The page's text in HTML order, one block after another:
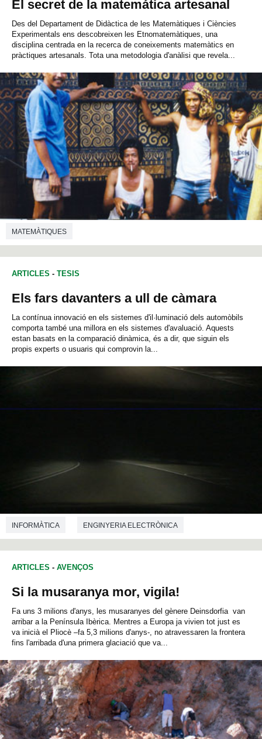
El secret de la matemática artesanal
Des del Departament de Didàctica de les Matemàtiques i Ciències
Experimentals ens descobreixen les Etnomatemàtiques, una
disciplina centrada en la recerca de coneixements matemàtics en
pràctiques artesanals. Tota una metodologia d'anàlisi que revela...
MATEMÀTIQUES
ARTICLES - TESIS
Els fars davanters a ull de càmara
La contínua innovació en els sistemes d'il·luminació dels automòbils
comporta també una millora en els sistemes d'avaluació. Aquests
estan basats en la comparació dinàmica, és a dir, que siguin els
propis experts o usuaris qui comprovin la...
INFORMÀTICA ENGINYERIA ELECTRÒNICA
ARTICLES - AVENÇOS
Si la musaranya mor, vigila!
Fa uns 3 milions d'anys, les musaranyes del gènere Deinsdorfia van
arribar a la Península Ibèrica. Mentres a Europa ja vivien tot just es
va inicià el Pliocè –fa 5,3 milions d'anys-, no atravessaren la frontera
fins l'arribada d'una primera glaciació que va...